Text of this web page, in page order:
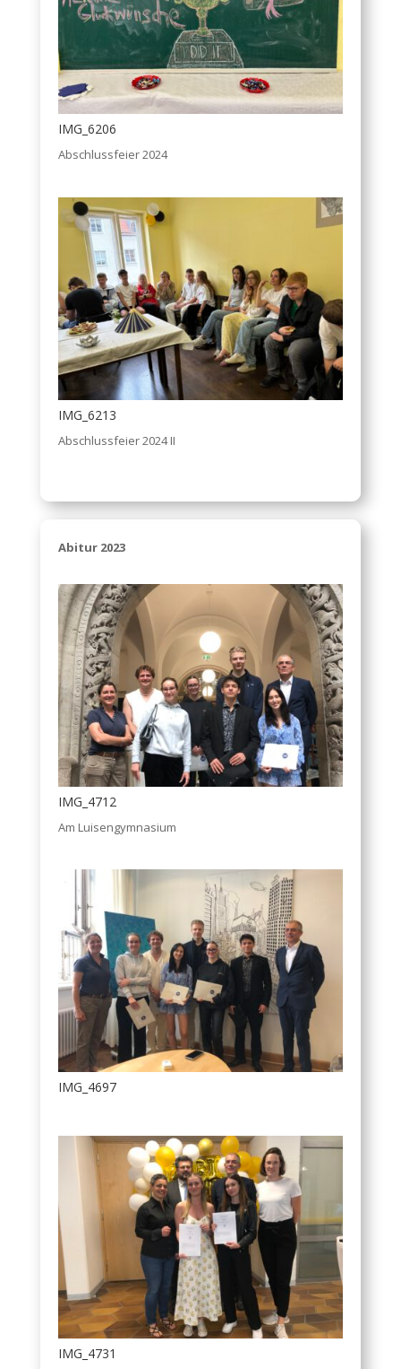
IMG_6206
Abschlussfeier 2024
IMG_6213
Abschlussfeier 2024 II
Abitur 2023
IMG_4712
Am Luisengymnasium
IMG_4697
IMG_4731